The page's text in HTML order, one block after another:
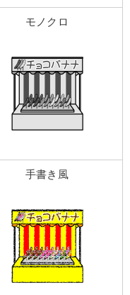
モノクロ
手書き風